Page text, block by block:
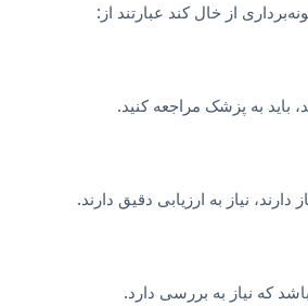
از خال کند عبارتند از:
باید به پزشک مراجعه کنید.
نیاز به ارزیابی دقیق دارند.
که نیاز به بررسی دارد.